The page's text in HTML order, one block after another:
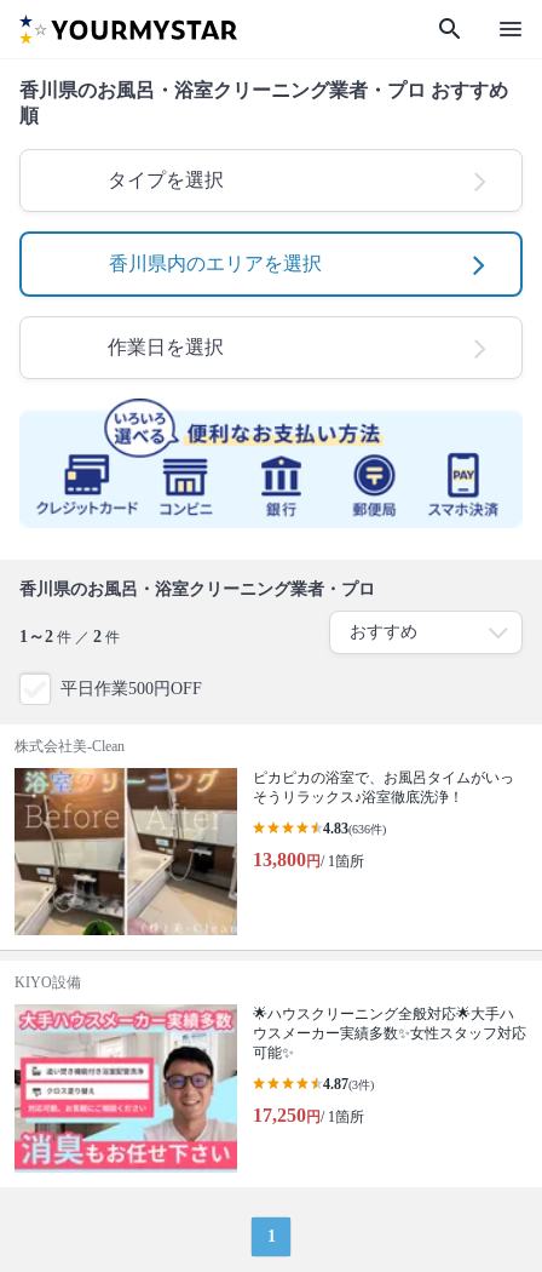
search menu
香川県のお風呂・浴室クリーニング業者・プロ おすすめ
順
タイプを選択
香川県内のエリアを選択
作業日を選択
香川県のお風呂・浴室クリーニング業者・プロ
1～2 件 ／ 2 件
平日作業500円OFF
株式会社美-Clean
ピカピカの浴室で、お風呂タイムがいっ
そうリラックス♪浴室徹底洗浄！
4.83(636件)
13,800円/ 1箇所
KIYO設備
🌟ハウスクリーニング全般対応🌟大手ハ
ウスメーカー実績多数✨女性スタッフ対応
可能✨
4.87(3件)
17,250円/ 1箇所
1